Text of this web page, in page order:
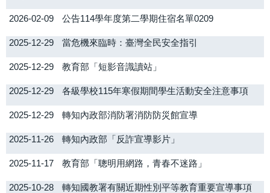
2026-02-09 公告114學年度第二學期住宿名單0209
2025-12-29 當危機來臨時：臺灣全民安全指引
2025-12-29 教育部「短影音識讀站」
2025-12-29 各級學校115年寒假期間學生活動安全注意事項
2025-12-29 轉知內政部消防署消防防災館宣導
2025-11-26 轉知內政部「反詐宣導影片」
2025-11-17 教育部「聰明用網路，青春不迷路」
2025-10-28 轉知國教署有關近期性別平等教育重要宣導事項